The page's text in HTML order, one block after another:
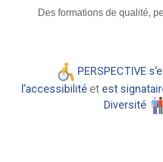
Des formations de qualité,
PERSPECTIVE
l’accessibilité et est
Diversité